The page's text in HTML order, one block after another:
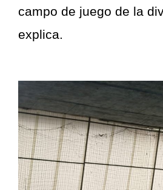
campo de juego de la
explica.